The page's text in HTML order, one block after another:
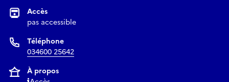
Accès
pas accessible
Téléphone
034600 25642
À propos